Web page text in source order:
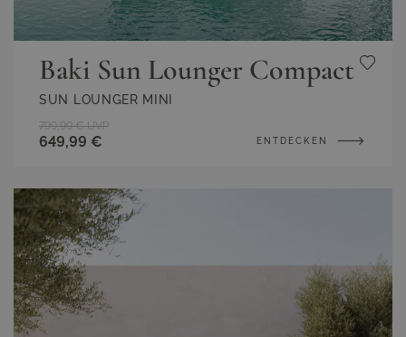
Baki Sun Lounger Compact
SUN LOUNGER MINI
649,99 €
799,99 € UVP
ENTDECKEN